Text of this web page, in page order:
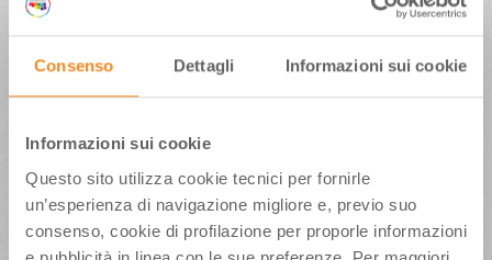
Consenso Dettagli Informazioni sui cookie
Informazioni sui cookie
Questo sito utilizza cookie tecnici per fornirle
un’esperienza di navigazione migliore e, previo suo
consenso, cookie di profilazione per proporle informazioni
Al via la stagione sciistica 2024-2025 questo fine
settimana (21 e 22 dicembre) per altre 2 località
invernali dell’Appennino dell’Emilia Romagna –
Con un manto nevoso tra i 50 e i 60 cm di neve
(RE) e nella stazione di Alpe di Cusna Febbio
(RE) – Per conoscere in tempo reale la…
read